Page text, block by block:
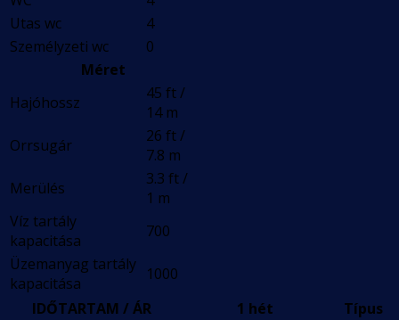
Utas wc
4
Személyzeti wc
0
Méret
Hajóhossz
45 ft /
14 m
Orrsugár
26 ft /
7.8 m
Merülés
3.3 ft /
1 m
Víz tartály
kapacitása
700
Üzemanyag tartály
kapacitása
1000
IDŐTARTAM / ÁR
1 hét
Típus